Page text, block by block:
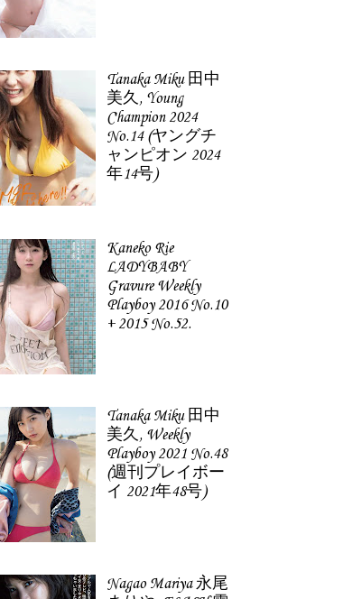
Tanaka Miku 田中
美久, Young
Champion 2024
No.14 (ヤングチ
ャンピオン 2024
年14号)
Kaneko Rie
LADYBABY
Gravure Weekly
Playboy 2016 No.10
+ 2015 No.52.
Tanaka Miku 田中
美久, Weekly
Playboy 2021 No.48
(週刊プレイボー
イ 2021年48号)
Nagao Mariya 永尾